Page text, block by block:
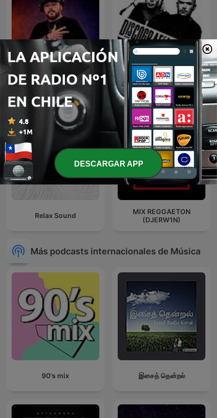
DJ GIAN Mixes Discografía Sonar
Relax Sound
MIX REGGAETON
(DJERW1N)
Más podcasts internacionales de Música
90's mix இசைத் தென்றல்
DESCARGAR APP